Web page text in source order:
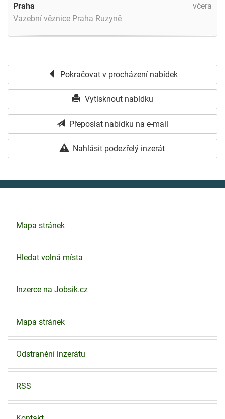
včera
Praha
Vazební věznice Praha Ruzyně
Pokračovat v procházení nabídek
Vytisknout nabídku
Přeposlat nabídku na e-mail
Nahlásit podezřelý inzerát
Mapa stránek
Hledat volná místa
Inzerce na Jobsik.cz
Mapa stránek
Odstranění inzerátu
RSS